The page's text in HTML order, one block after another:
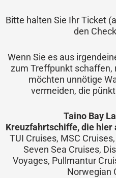
Bitte halten Sie Ihr Ticket
den
Wenn Sie es aus
zum Treffpunkt schaffen,
möchten unnötige
vermeiden, die
Taino Bay
Kreuzfahrtschiffe, die hier
TUI Cruises, MSC
Seven Sea Cruises,
Voyages, Pullmantur
Norwegian